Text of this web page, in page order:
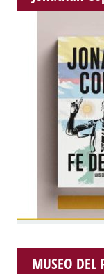
MUSEO DEL